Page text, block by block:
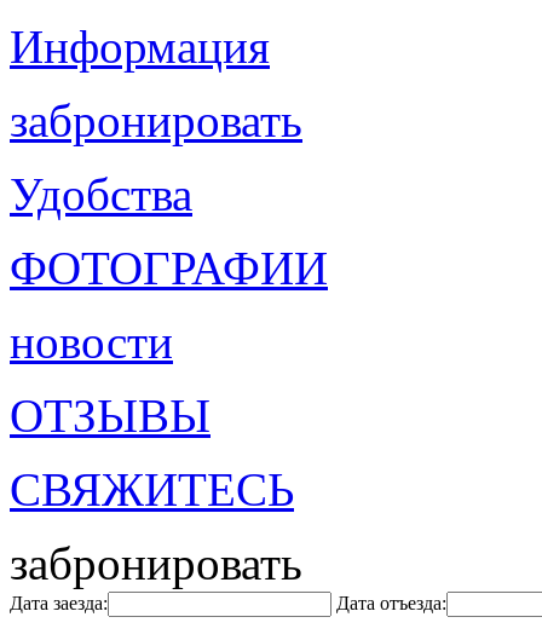
Информация
забронировать
Удобства
ФОТОГРАФИИ
новости
ОТЗЫВЫ
СВЯЖИТЕСЬ
забронировать
Дата заезда: Дата отъезда: